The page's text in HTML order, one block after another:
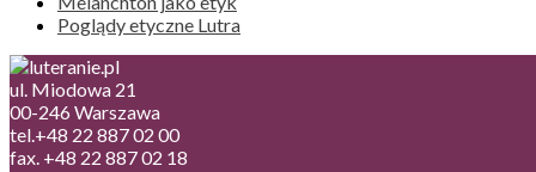
Poglądy etyczne Lutra
ul. Miodowa 21
00-246 Warszawa
tel.+48 22 887 02 00
fax. +48 22 887 02 18